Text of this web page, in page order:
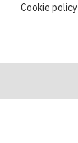
Cookie policy